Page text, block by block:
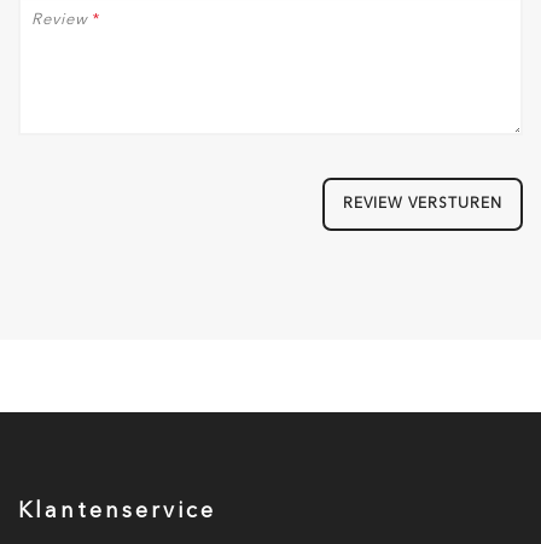
*
Review
REVIEW VERSTUREN
Klantenservice